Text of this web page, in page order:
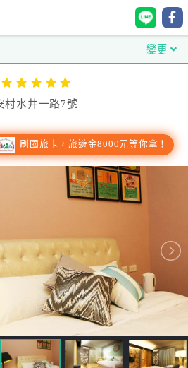
變更
村水井一路7號
刷國旅卡，旅遊金8000元等你拿！